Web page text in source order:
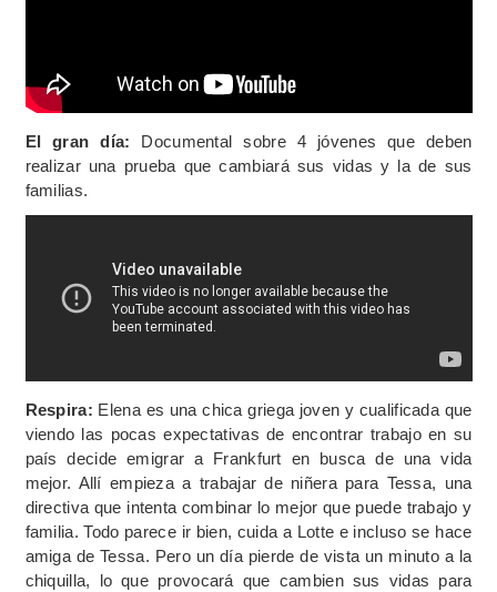
El gran día: Documental sobre 4 jóvenes que deben
realizar una prueba que cambiará sus vidas y la de sus
familias.
Respira: Elena es una chica griega joven y cualificada que
viendo las pocas expectativas de encontrar trabajo en su
país decide emigrar a Frankfurt en busca de una vida
mejor. Allí empieza a trabajar de niñera para Tessa, una
directiva que intenta combinar lo mejor que puede trabajo y
familia. Todo parece ir bien, cuida a Lotte e incluso se hace
amiga de Tessa. Pero un día pierde de vista un minuto a la
chiquilla, lo que provocará que cambien sus vidas para